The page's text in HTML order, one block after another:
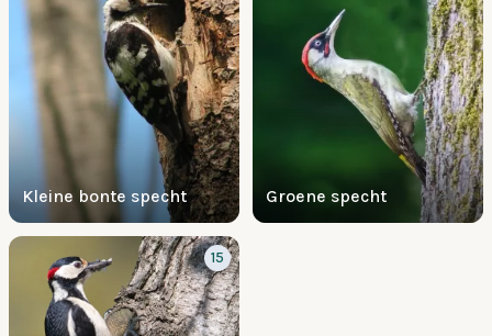
Kleine bonte specht Groene specht
15